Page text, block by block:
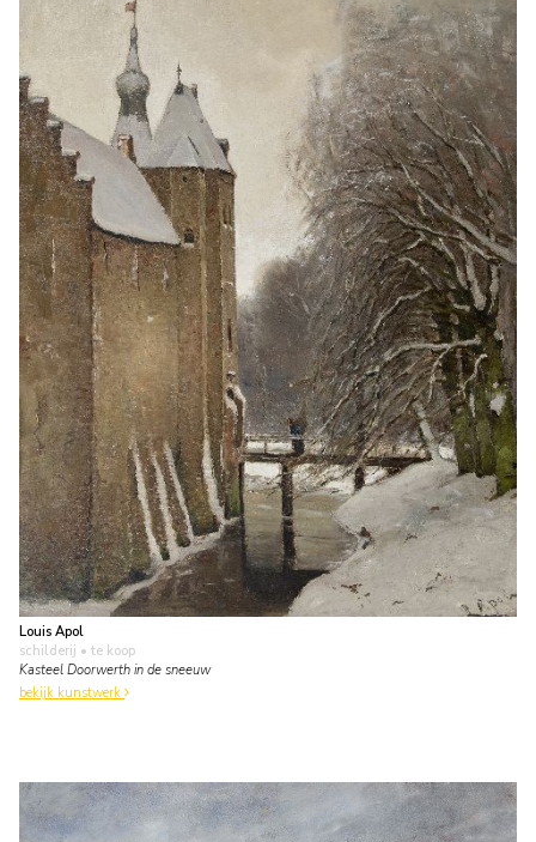
Louis Apol
schilderij • te koop
Kasteel Doorwerth in de sneeuw
bekijk kunstwerk